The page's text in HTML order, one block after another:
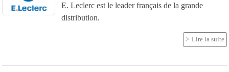
E. Leclerc est le leader français de la grande
distribution.
Lire la suite